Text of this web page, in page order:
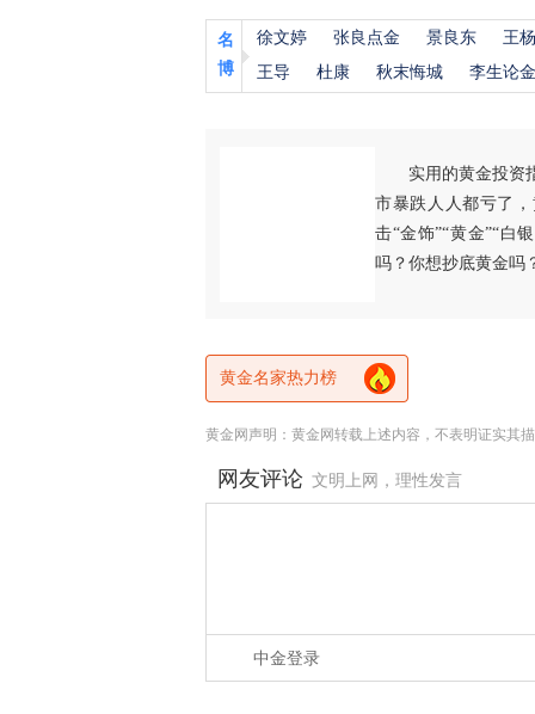
名
博
徐文婷 张良点金 景良东
王杨
王导
杜康 秋末悔城 李生论金
实用的黄金投资
市暴跌人人都亏了
击“金饰”“黄金”“白
吗？你想抄底黄金吗
黄金名家热力榜
黄金网声明：黄金网转载上述内容，不表明证实其
网友评论 文明上网，理性发言
中金登录